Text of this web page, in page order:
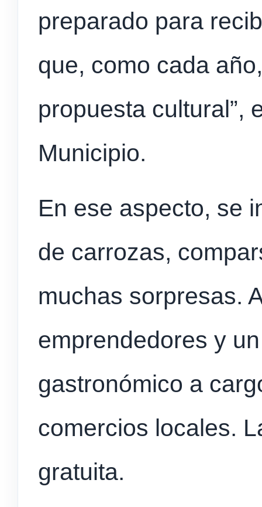
preparado para
que, como cada
propuesta cultural”,
Municipio.
En ese aspecto, se
de carrozas,
muchas sorpresas.
emprendedores y
gastronómico a
comercios locales.
gratuita.